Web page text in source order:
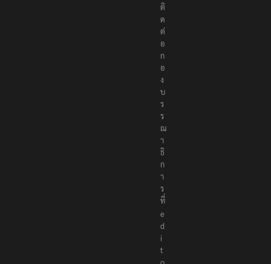
ติ
ด
ต่
อ
ก
อ
ง
บ
ร
ร
ณ
า
ธิ
ก
า
ร
ที่
e
d
i
t
o